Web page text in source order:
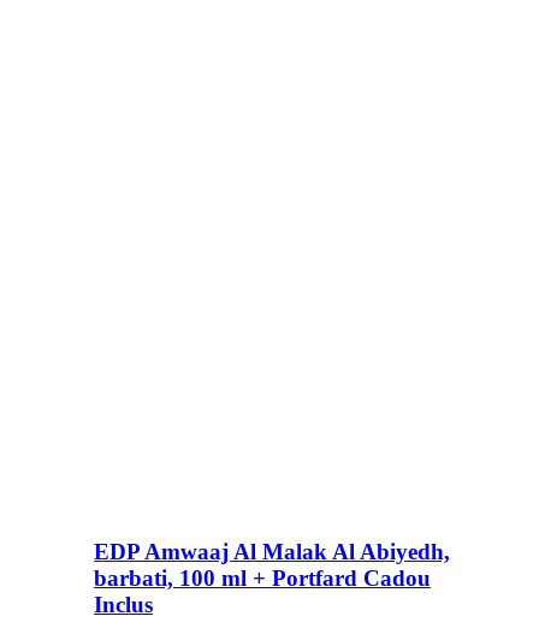
EDP Amwaaj Al Malak Al Abiyedh,
barbati, 100 ml + Portfard Cadou
Inclus